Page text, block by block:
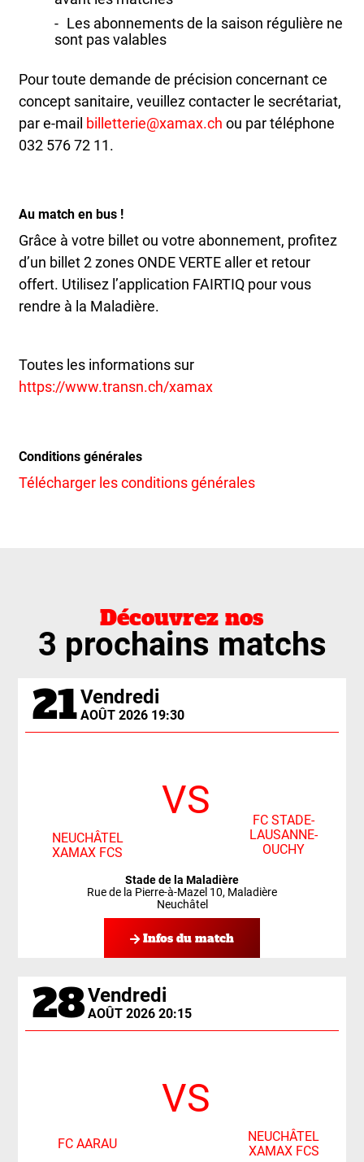
Les abonnements de la saison régulière ne
sont pas valables
Pour toute demande de précision concernant ce
concept sanitaire, veuillez contacter le secrétariat,
par e-mail billetterie@xamax.ch ou par téléphone
032 576 72 11.
Au match en bus !
Grâce à votre billet ou votre abonnement, profitez
d’un billet 2 zones ONDE VERTE aller et retour
offert. Utilisez l’application FAIRTIQ pour vous
rendre à la Maladière.
Toutes les informations sur
https://www.transn.ch/xamax
Conditions générales
Télécharger les conditions générales
Découvrez nos
3 prochains matchs
21Vendredi
AOÛT 2026 19:30
NEUCHÂTEL
XAMAX FCS
VS
FC STADE-
LAUSANNE-
OUCHY
Stade de la Maladière
Rue de la Pierre-à-Mazel 10, Maladière
Neuchâtel
Infos du match
28Vendredi
AOÛT 2026 20:15
FC AARAU
VS
NEUCHÂTEL
XAMAX FCS